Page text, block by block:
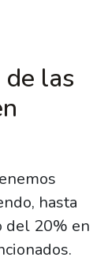
de las
hasta
del 20% en